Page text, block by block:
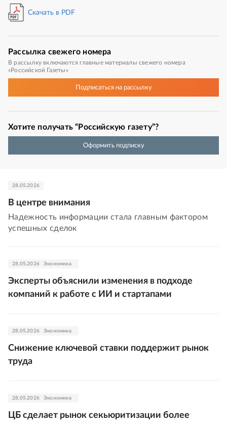
Скачать в PDF
Рассылка свежего номера
В рассылку включаются главные материалы свежего номера
«Российской Газеты»
Подписатьсяна рассылку
Хотите получать “Российскую газету”?
Оформить подписку
28.05.2026
В центре внимания
Надежность информации стала главным фактором
успешных сделок
28.05.2026 Экономика
Эксперты объяснили изменения в подходе
компаний к работе с ИИ и стартапами
28.05.2026 Экономика
Снижение ключевой ставки поддержит рынок
труда
28.05.2026 Экономика
ЦБ сделает рынок секьюритизации более